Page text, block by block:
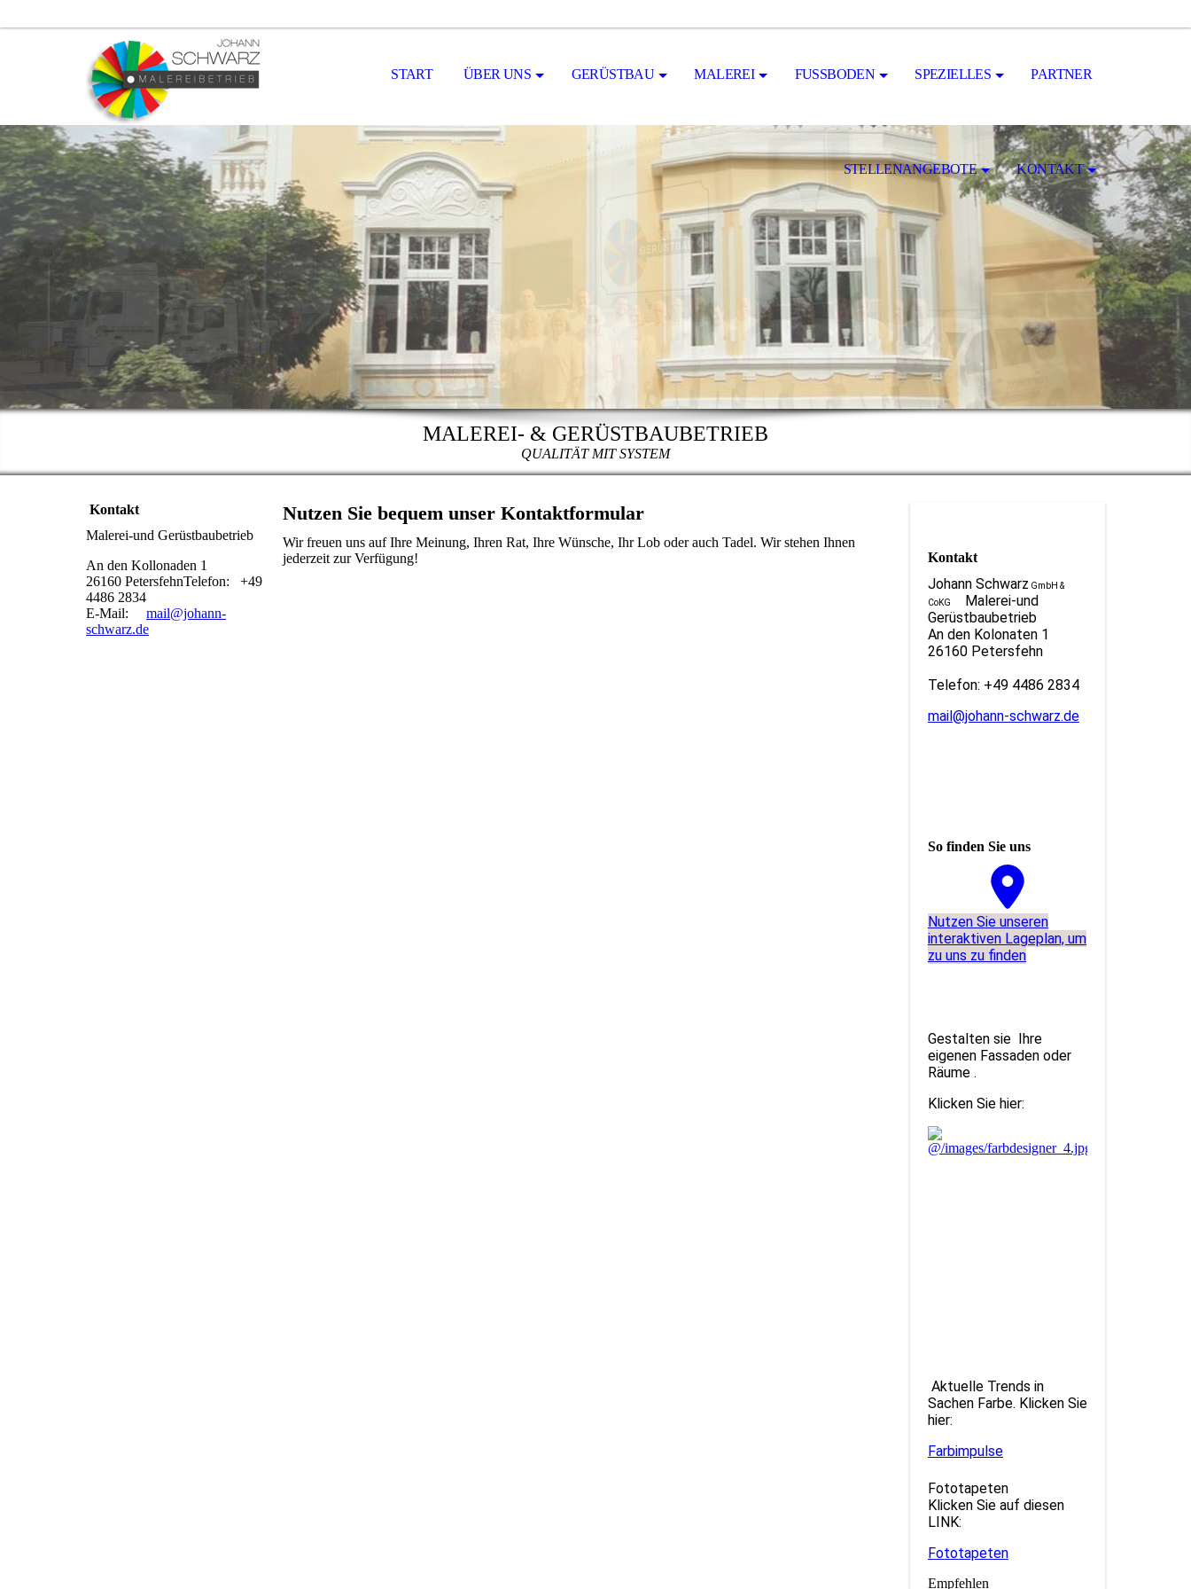
START ÜBER UNS GERÜSTBAU MALEREI FUSSBODEN SPEZIELLES PARTNER
STELLENANGEBOTE KONTAKT
MALEREI- & GERÜSTBAUBETRIEB
QUALITÄT MIT SYSTEM
Kontakt
Malerei-und Gerüstbaubetrieb
An den Kollonaden 1
26160 PetersfehnTelefon: +49
4486 2834
E-Mail: mail@johann-
schwarz.de
Nutzen Sie bequem unser Kontaktformular
Wir freuen uns auf Ihre Meinung, Ihren Rat, Ihre Wünsche, Ihr Lob oder auch Tadel. Wir stehen Ihnen
jederzeit zur Verfügung!
Kontakt
Johann Schwarz GmbH &
CoKG
Malerei-und
Gerüstbaubetrieb
An den Kolonaten 1
26160 Petersfehn
Telefon: +49 4486 2834
mail@johann-schwarz.de
So finden Sie uns
Nutzen Sie unseren
interaktiven La­ge­plan, um
zu uns zu finden
Gestalten sie Ihre
eigenen Fassaden oder
Räume .
Klicken Sie hier:
Aktuelle Trends in
Sachen Farbe. Klicken Sie
hier:
Farbimpulse
Fototapeten
Klicken Sie auf diesen
LINK:
Fototapeten
Empfehlen